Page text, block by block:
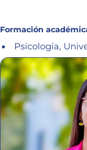
Formación
Psicología,